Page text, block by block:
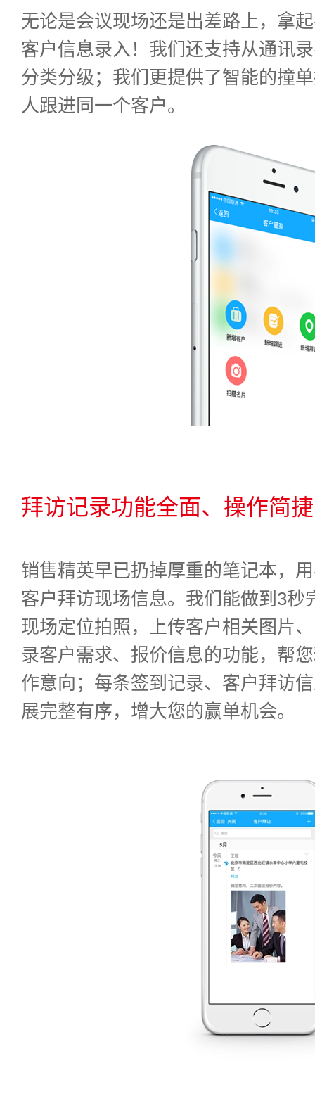
无论是会议现场还是出差路上，拿
客户信息录入！我们还支持从通讯
分类分级；我们更提供了智能的撞
人跟进同一个客户。
拜访记录功能全面、操作简
销售精英早已扔掉厚重的笔记本，
客户拜访现场信息。我们能做到3秒
现场定位拍照，上传客户相关图片
录客户需求、报价信息的功能，帮
作意向；每条签到记录、客户拜访
展完整有序，增大您的赢单机会。